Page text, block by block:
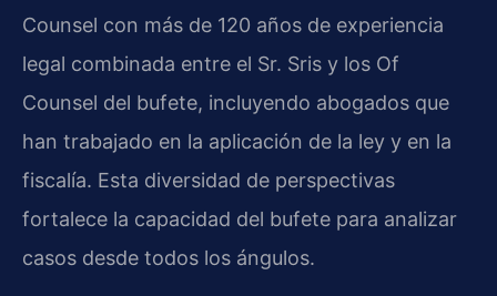
Counsel con más de 120 años de experiencia
legal combinada entre el Sr. Sris y los Of
Counsel del bufete, incluyendo abogados que
han trabajado en la aplicación de la ley y en la
fiscalía. Esta diversidad de perspectivas
fortalece la capacidad del bufete para analizar
casos desde todos los ángulos.